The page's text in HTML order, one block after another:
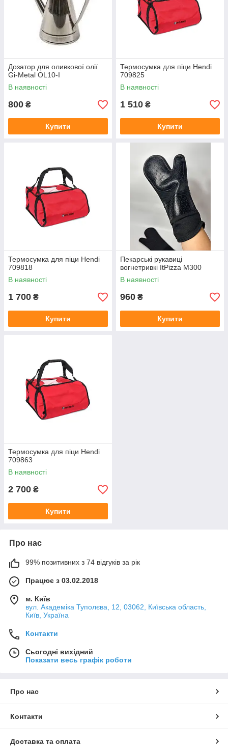
Дозатор для оливкової олії
Gi-Metal OL10-I
В наявності
800 ₴
Купити
Термосумка для піци Hendi
709825
В наявності
1 510 ₴
Купити
Термосумка для піци Hendi
709818
В наявності
1 700 ₴
Купити
Пекарські рукавиці
вогнетривкі ItPizza M300
В наявності
960 ₴
Купити
Термосумка для піци Hendi
709863
В наявності
2 700 ₴
Купити
Про нас
99% позитивних з 74 відгуків за рік
Працює з 03.02.2018
м. Київ
вул. Академіка Туполєва, 12, 03062, Київська область,
Київ, Україна
Контакти
Сьогодні вихідний
Показати весь графік роботи
Про нас
Контакти
Доставка та оплата